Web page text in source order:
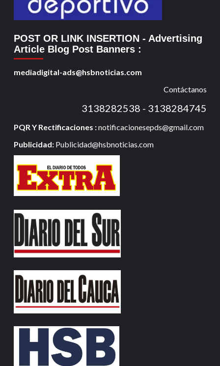
POST OR LINK INSERTION - Advertising
Article Blog Post Banners :
mediadigital-ads@hsbnoticias.com
Contáctanos
3138282538 - 3138284745
PQR Y Rectificaciones :notificacionesepds@gmail.com
Publicidad: Publicidad@hsbnoticias.com